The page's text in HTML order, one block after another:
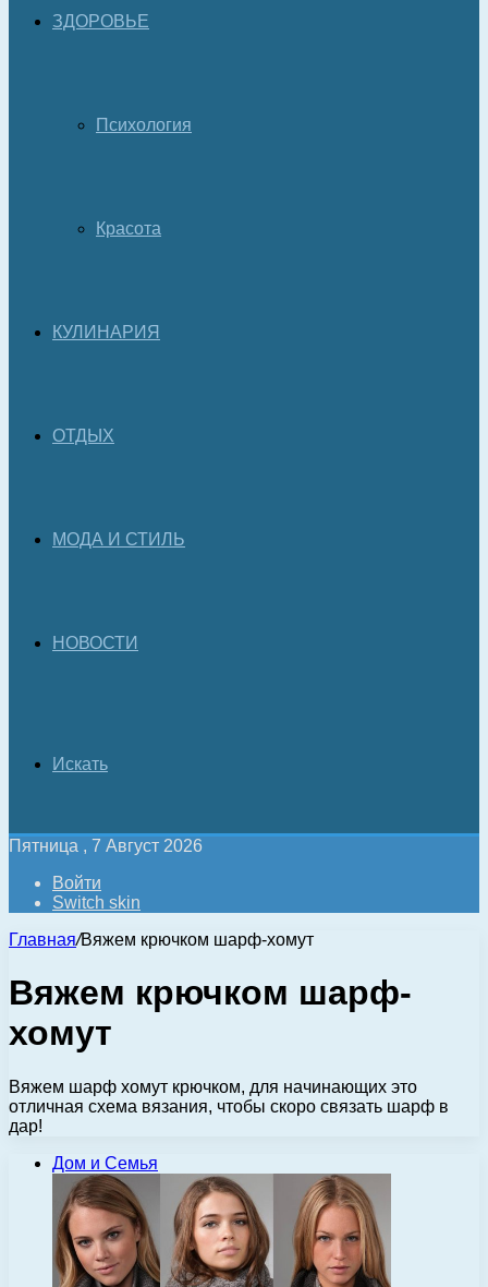
ЗДОРОВЬЕ
Психология
Красота
КУЛИНАРИЯ
ОТДЫХ
МОДА И СТИЛЬ
НОВОСТИ
Искать
Пятница , 7 Август 2026
Войти
Switch skin
Главная/Вяжем крючком шарф-хомут
Вяжем крючком шарф-
хомут
Вяжем шарф хомут крючком, для начинающих это
отличная схема вязания, чтобы скоро связать шарф в
дар!
Дом и Семья